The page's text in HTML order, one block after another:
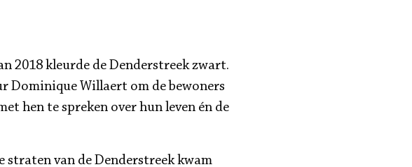
2018 kleurde de Denderstreek zwart.
Dominique Willaert om de bewoners
hen te spreken over hun leven én de
van de Denderstreek kwam